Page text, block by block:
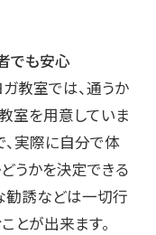
でも安心
教室では、通うか
室を用意していま
、実際に自分で体
うかを決定できる
勧誘などは一切行
とが出来ます。